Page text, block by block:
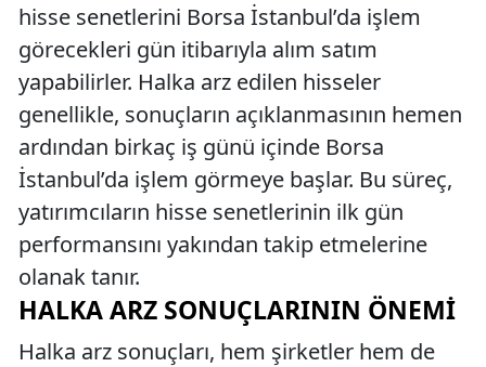
hisse senetlerini Borsa İstanbul’da işlem
görecekleri gün itibarıyla alım satım
yapabilirler. Halka arz edilen hisseler
genellikle, sonuçların açıklanmasının hemen
ardından birkaç iş günü içinde Borsa
İstanbul’da işlem görmeye başlar. Bu süreç,
yatırımcıların hisse senetlerinin ilk gün
performansını yakından takip etmelerine
olanak tanır.
HALKA ARZ SONUÇLARININ ÖNEMI
Halka arz sonuçları, hem şirketler hem de